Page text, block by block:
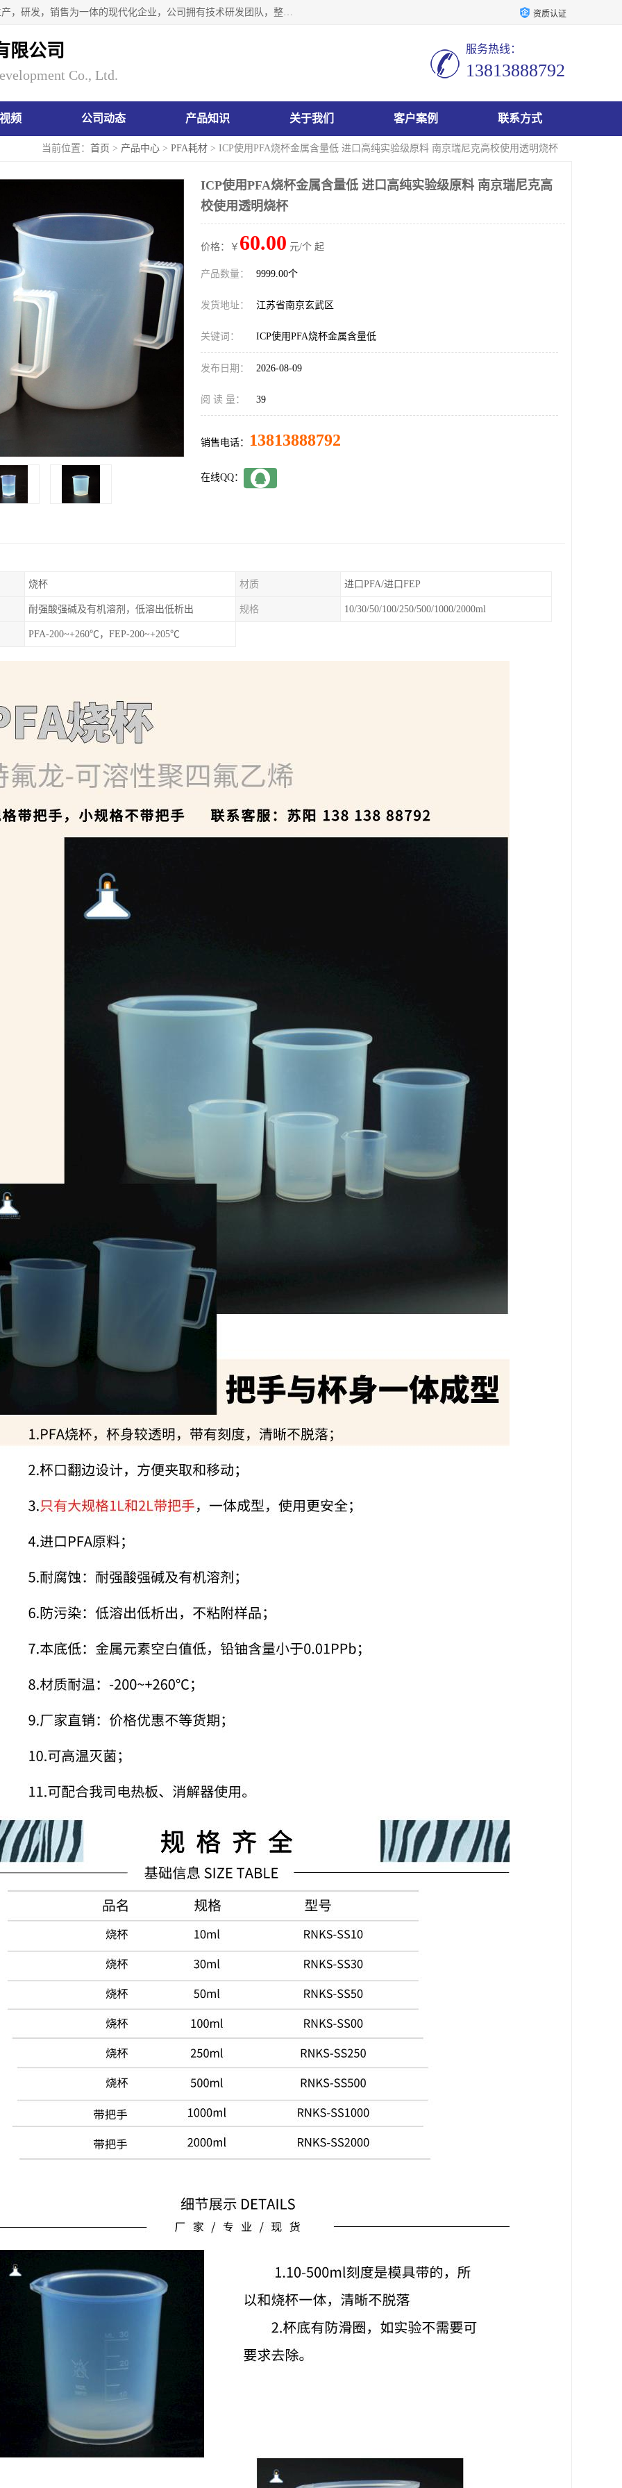
南京瑞尼克科技开发有限公司位于六朝古都南京，是一家集生产，研发，销售为一体的现代化企业，公司拥有技术研发团队，整洁明亮的厂房及的技术仪器设备，技术力量雄厚。公司长久以来一直坚持以生产研发国内完mei的痕量分析器皿为目标，客户满意的实验需求是我们永远的追求。长久以来与客户建立了良好的合作关系，在同行业中建立了自己的信誉与品牌。公司将一如既往的奋进不息，为客户带来为舒心的服务！ 资质认证
限公司
Co., Ltd.
服务热线：
13813888792
频 公司动态 产品知识 关于我们 客户案例 联系方式
当前位置： 首页 > 产品中心 > PFA耗材 > ICP使用PFA烧杯金属含量低 进口高纯实验级原料 南京瑞尼克高校使用透明烧杯
ICP使用PFA烧杯金属含量低 进口高纯实验级原料 南京瑞尼克高
校使用透明烧杯
价格：￥ 60.00 元/个 起
产品数量： 9999.00个
发货地址： 江苏省南京玄武区
关键词： ICP使用PFA烧杯金属含量低
发布日期： 2026-08-09
阅 读 量： 39
销售电话： 13813888792
在线QQ：
烧杯 材质 进口PFA/进口FEP
耐强酸强碱及有机溶剂，低溶出低析出 规格 10/30/50/100/250/500/1000/2000ml
PFA-200~+260℃，FEP-200~+205℃